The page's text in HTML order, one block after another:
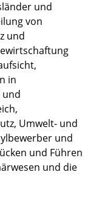
und
von
und
in
und
Umwelt- und
und
und Führen
und die